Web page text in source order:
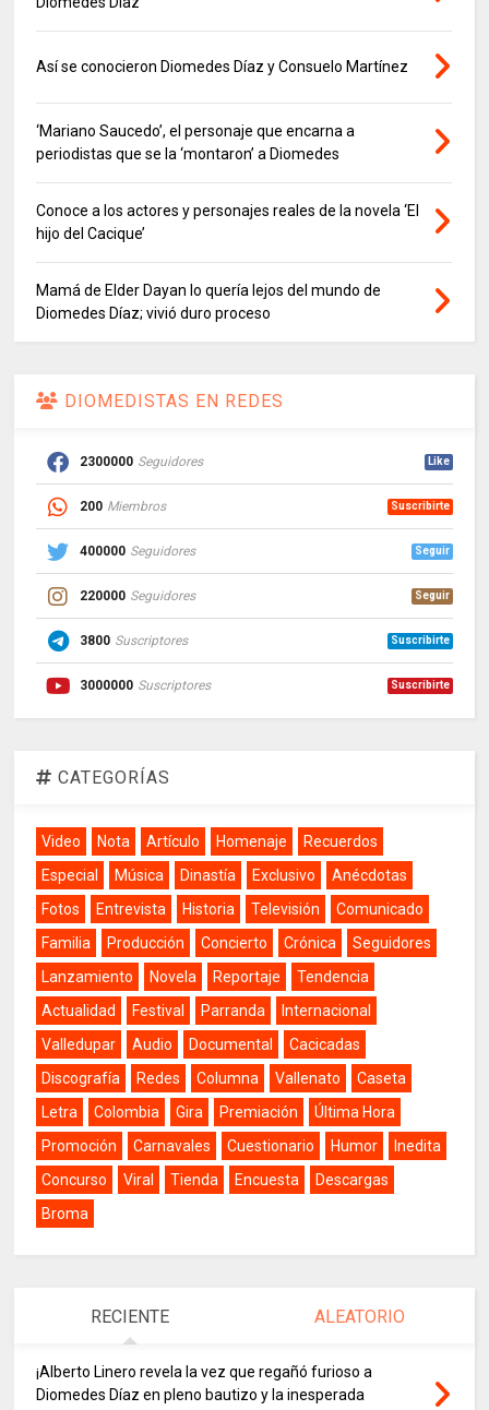
Así se conocieron Diomedes Díaz y Consuelo Martínez
‘Mariano Saucedo’, el personaje que encarna a
periodistas que se la ‘montaron’ a Diomedes
Conoce a los actores y personajes reales de la novela ‘El
hijo del Cacique’
Mamá de Elder Dayan lo quería lejos del mundo de
Diomedes Díaz; vivió duro proceso
DIOMEDISTAS EN REDES
2300000 Seguidores Like
200 Miembros Suscribirte
400000 Seguidores Seguir
220000 Seguidores Seguir
3800 Suscriptores Suscribirte
3000000 Suscriptores Suscribirte
CATEGORÍAS
Video Nota Artículo Homenaje
Recuerdos
Especial
Música Dinastía Exclusivo
Anécdotas
Fotos
Entrevista Historia Televisión
Comunicado
Familia
Producción Concierto Crónica
Seguidores
Lanzamiento
Novela Reportaje
Tendencia
Actualidad
Festival Parranda
Internacional
Valledupar
Audio Documental
Cacicadas
Discografía
Redes Columna Vallenato
Caseta
Letra
Colombia Gira Premiación
Última Hora
Promoción
Carnavales Cuestionario Humor
Inedita
Concurso
Viral Tienda Encuesta
Descargas
Broma
RECIENTE ALEATORIO
¡Alberto Linero revela la vez que regañó furioso a
Diomedes Díaz en pleno bautizo y la inesperada